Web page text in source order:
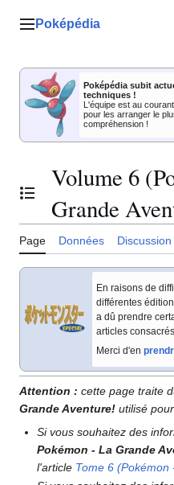
Menu principal
Poképédia
Poképédia subit
techniques !
L'équipe est au
pour les arranger le
compréhension !
Basculer la table des
Volume 6
Grande
Page Données Discussion
En raisons de
différentes
a dû prendre
articles
Merci d'en
Attention : cette page traite
Grande Aventure! utilisé
Si vous souhaitez des
Pokémon - La Grande
l'article Tome 6 (Pokémon